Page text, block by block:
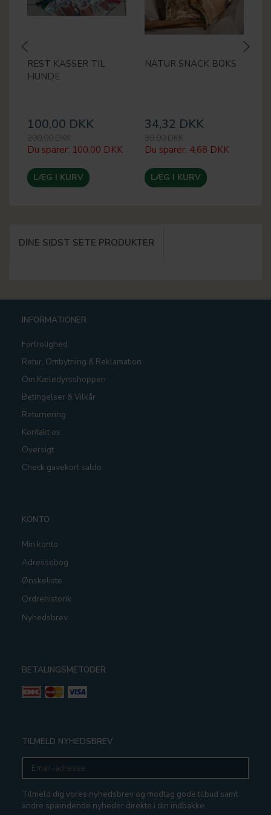
REST KASSER TIL
HUNDE
100,00 DKK
200,00 DKK
Du sparer: 100,00 DKK
LÆG I KURV
NATUR SNACK BOKS
34,32 DKK
39,00 DKK
Du sparer: 4,68 DKK
LÆG I KURV
DINE SIDST SETE PRODUKTER
INFORMATIONER
Fortrolighed
Retur, Ombytning & Reklamation
Om Kæledyrsshoppen
Betingelser & Vilkår
Returnering
Kontakt os
Oversigt
Check gavekort saldo
KONTO
Min konto
Adressebog
Ønskeliste
Ordrehistorik
Nyhedsbrev
BETALINGSMETODER
TILMELD NYHEDSBREV
Email-
adresse
Tilmeld dig vores nyhedsbrev og modtag gode tilbud samt
andre spændende nyheder direkte i din indbakke.